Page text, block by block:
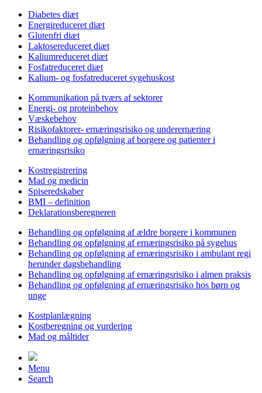
Diabetes diæt
Energireduceret diæt
Glutenfri diæt
Laktosereduceret diæt
Kaliumreduceret diæt
Fosfatreduceret diæt
Kalium- og fosfatreduceret sygehuskost
Kommunikation på tværs af sektorer
Energi- og proteinbehov
Væskebehov
Risikofaktorer- ernæringsrisiko og underernæring
Behandling og opfølgning af borgere og patienter i
ernæringsrisiko
Kostregistrering
Mad og medicin
Spiseredskaber
BMI – definition
Deklarationsberegneren
Behandling og opfølgning af ældre borgere i kommunen
Behandling og opfølgning af ernæringsrisiko på sygehus
Behandling og opfølgning af ernæringsrisiko i ambulant regi
herunder dagsbehandling
Behandling og opfølgning af ernæringsrisiko i almen praksis
Behandling og opfølgning af ernæringsrisiko hos børn og
unge
Kostplanlægning
Kostberegning og vurdering
Mad og måltider
Menu
Search